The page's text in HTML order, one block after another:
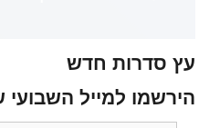
עץ סדרות חדש
הירשמו למייל השבועי